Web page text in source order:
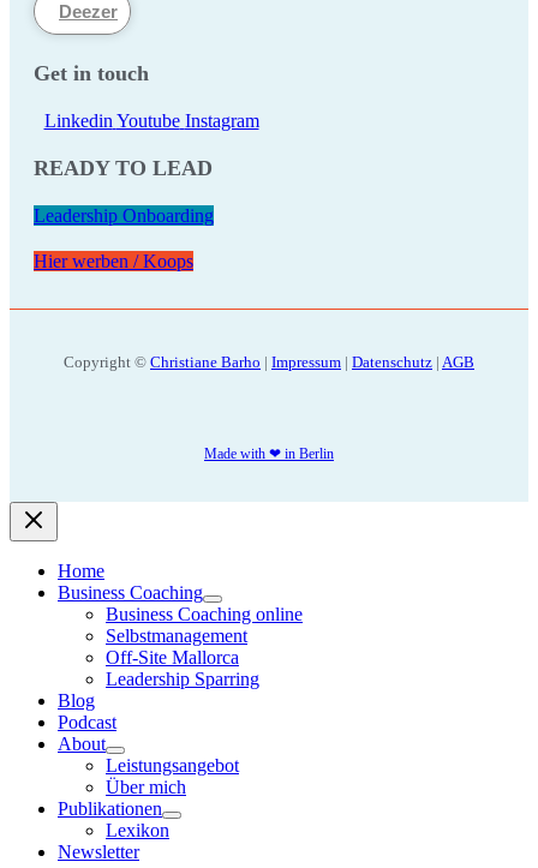
Deezer
Get in touch
Linkedin Youtube Instagram
READY TO LEAD
Leadership Onboarding
Hier werben / Koops
Copyright © Christiane Barho | Impressum | Datenschutz | AGB
Made with ❤ in Berlin
Home
Business Coaching
Business Coaching online
Selbstmanagement
Off-Site Mallorca
Leadership Sparring
Blog
Podcast
About
Leistungsangebot
Über mich
Publikationen
Lexikon
Newsletter